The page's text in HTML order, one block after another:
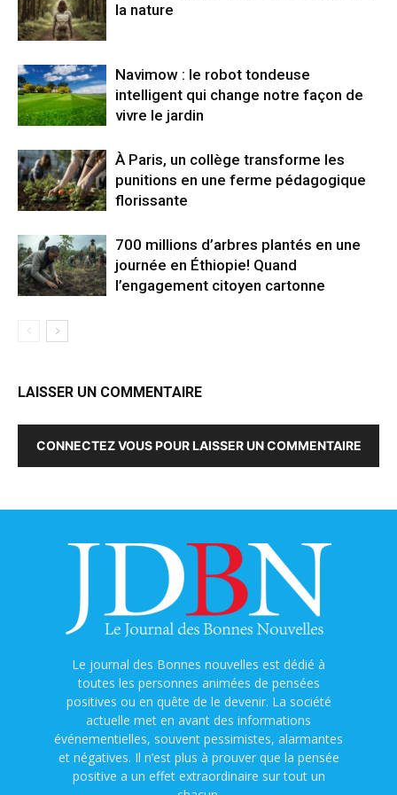
la nature
Navimow : le robot tondeuse
intelligent qui change notre façon de
vivre le jardin
À Paris, un collège transforme les
punitions en une ferme pédagogique
florissante
700 millions d’arbres plantés en une
journée en Éthiopie! Quand
l’engagement citoyen cartonne
LAISSER UN COMMENTAIRE
CONNECTEZ VOUS POUR LAISSER UN COMMENTAIRE
Le journal des Bonnes nouvelles est dédié à
toutes les personnes animées de pensées
positives ou en quête de le devenir. La société
actuelle met en avant des informations
événementielles, souvent pessimistes, alarmantes
et négatives. Il n’est plus à prouver que la pensée
positive a un effet extraordinaire sur tout un